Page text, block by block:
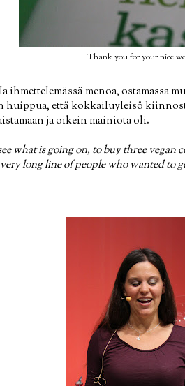
Thank you for your nice
menoa, ostamassa
että kokkailuyleisö
ja oikein mainiota oli.
what is going on, to buy three
long line of people who wanted to